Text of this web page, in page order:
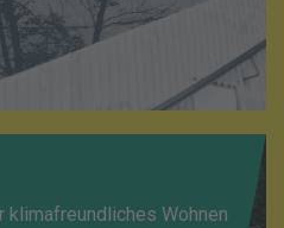
Wohnen